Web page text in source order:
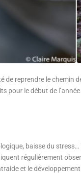
de reprendre le chemin
pour le début de
baisse du
régulièrement
et le